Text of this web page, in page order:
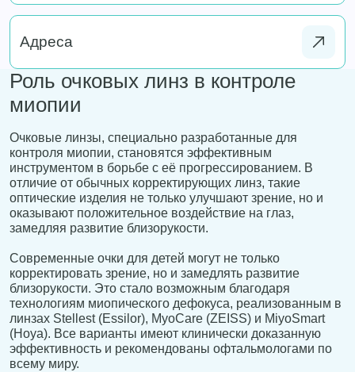
Адреса
Роль очковых линз в контроле
миопии
Очковые линзы, специально разработанные для
контроля миопии, становятся эффективным
инструментом в борьбе с её прогрессированием. В
отличие от обычных корректирующих линз, такие
оптические изделия не только улучшают зрение, но и
оказывают положительное воздействие на глаз,
замедляя развитие близорукости.
Современные очки для детей могут не только
корректировать зрение, но и замедлять развитие
близорукости. Это стало возможным благодаря
технологиям миопического дефокуса, реализованным в
линзах Stellest (Essilor), MyoCare (ZEISS) и MiyoSmart
(Hoya). Все варианты имеют клинически доказанную
эффективность и рекомендованы офтальмологами по
всему миру.